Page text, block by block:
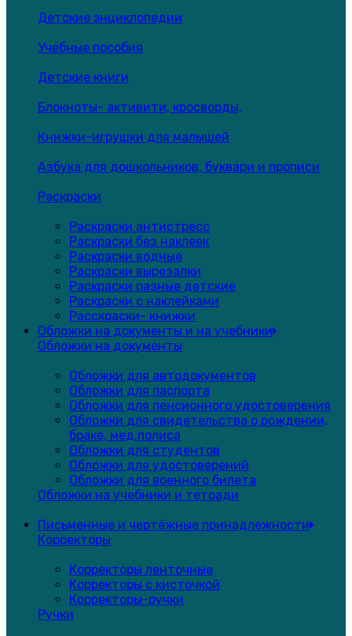
Детские энциклопедии
Учебные пособия
Детские книги
Блокноты- активити, кросворды,
Книжки-игрушки для малышей
Азбука для дошкольников, буквари и прописи
Раскраски
Раскраски антистресс
Раскраски без наклеек
Раскраски водные
Раскраски вырезалки
Раскраски разные детские
Раскраски с наклейками
Расскраски- книжки
Обложки на документы и на учебники
Обложки на документы
Обложки для автодокументов
Обложки для паспорта
Обложки для пенсионного удостоверения
Обложки для свидетельства о рождении,
браке, мед.полиса
Обложки для студентов
Обложки для удостоверений
Обложки для военного билета
Обложки на учебники и тетради
Письменные и чертёжные принадлежности
Корректоры
Корректоры ленточные
Корректоры с кисточкой
Корректоры-ручки
Ручки